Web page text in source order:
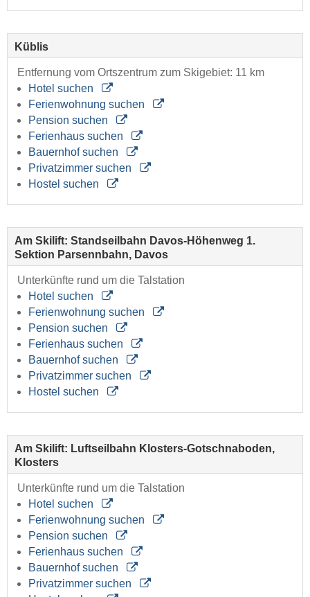
Küblis
Entfernung vom Ortszentrum zum Skigebiet: 11 km
Hotel suchen
Ferienwohnung suchen
Pension suchen
Ferienhaus suchen
Bauernhof suchen
Privatzimmer suchen
Hostel suchen
Am Skilift: Standseilbahn Davos-Höhenweg 1.
Sektion Parsennbahn, Davos
Unterkünfte rund um die Talstation
Hotel suchen
Ferienwohnung suchen
Pension suchen
Ferienhaus suchen
Bauernhof suchen
Privatzimmer suchen
Hostel suchen
Am Skilift: Luftseilbahn Klosters-Gotschnaboden,
Klosters
Unterkünfte rund um die Talstation
Hotel suchen
Ferienwohnung suchen
Pension suchen
Ferienhaus suchen
Bauernhof suchen
Privatzimmer suchen